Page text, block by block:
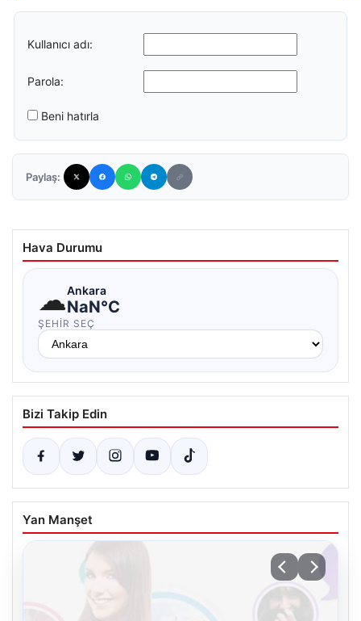
Kullanıcı adı:
Parola:
Beni hatırla
Paylaş:
Hava Durumu
☁Ankara
NaN°C
ŞEHIR SEÇ
Bizi Takip Edin
Yan Manşet